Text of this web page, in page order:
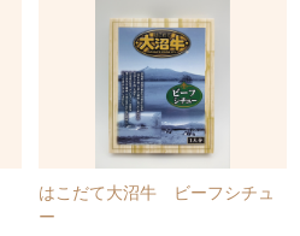
はこだて大沼牛 ビーフシチュ
ー